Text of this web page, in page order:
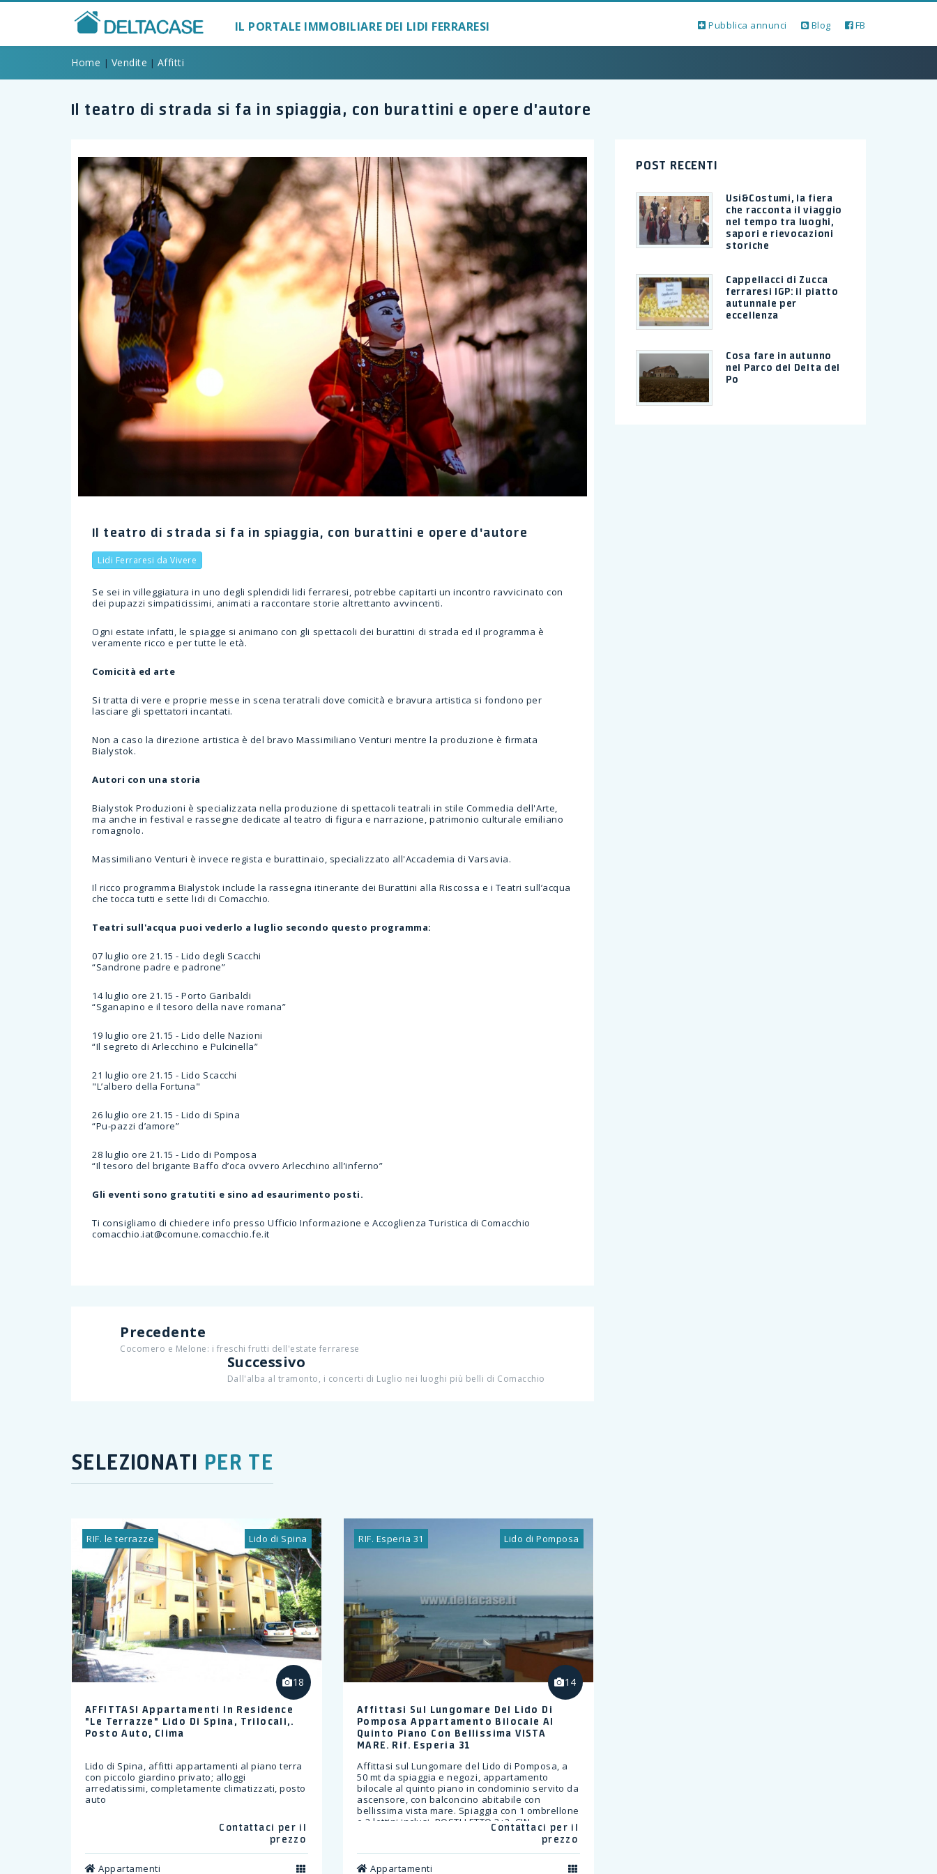
IL PORTALE IMMOBILIARE DEI LIDI FERRARESI Pubblica annunci Blog FB
Home | Vendite | Affitti
Il teatro di strada si fa in spiaggia, con burattini e opere d'autore
Il teatro di strada si fa in spiaggia, con burattini e opere d'autore
Lidi Ferraresi da Vivere
Se sei in villeggiatura in uno degli splendidi lidi ferraresi, potrebbe capitarti un incontro ravvicinato con
dei pupazzi simpaticissimi, animati a raccontare storie altrettanto avvincenti.
Ogni estate infatti, le spiagge si animano con gli spettacoli dei burattini di strada ed il programma è
veramente ricco e per tutte le età.
Comicità ed arte
Si tratta di vere e proprie messe in scena teratrali dove comicità e bravura artistica si fondono per
lasciare gli spettatori incantati.
Non a caso la direzione artistica è del bravo Massimiliano Venturi mentre la produzione è firmata
Bialystok.
Autori con una storia
Bialystok Produzioni è specializzata nella produzione di spettacoli teatrali in stile Commedia dell'Arte,
ma anche in festival e rassegne dedicate al teatro di figura e narrazione, patrimonio culturale emiliano
romagnolo.
Massimiliano Venturi è invece regista e burattinaio, specializzato all'Accademia di Varsavia.
Il ricco programma Bialystok include la rassegna itinerante dei Burattini alla Riscossa e i Teatri sull’acqua
che tocca tutti e sette lidi di Comacchio.
Teatri sull'acqua puoi vederlo a luglio secondo questo programma:
07 luglio ore 21.15 - Lido degli Scacchi
“Sandrone padre e padrone”
14 luglio ore 21.15 - Porto Garibaldi
“Sganapino e il tesoro della nave romana”
19 luglio ore 21.15 - Lido delle Nazioni
“Il segreto di Arlecchino e Pulcinella”
21 luglio ore 21.15 - Lido Scacchi
"L’albero della Fortuna"
26 luglio ore 21.15 - Lido di Spina
“Pu-pazzi d’amore”
28 luglio ore 21.15 - Lido di Pomposa
“Il tesoro del brigante Baffo d’oca ovvero Arlecchino all’inferno”
Gli eventi sono gratutiti e sino ad esaurimento posti.
Ti consigliamo di chiedere info presso Ufficio Informazione e Accoglienza Turistica di Comacchio
comacchio.iat@comune.comacchio.fe.it
Precedente
Cocomero e Melone: i freschi frutti dell'estate ferrarese
Successivo
Dall'alba al tramonto, i concerti di Luglio nei luoghi più belli di Comacchio
POST RECENTI
Usi&Costumi, la fiera
che racconta il viaggio
nel tempo tra luoghi,
sapori e rievocazioni
storiche
Cappellacci di Zucca
ferraresi IGP: il piatto
autunnale per
eccellenza
Cosa fare in autunno
nel Parco del Delta del
Po
SELEZIONATI PER TE
RIF. le terrazze
18
AFFITTASI Appartamenti In Residence
"Le Terrazze" Lido Di Spina, Trilocali,.
Posto Auto, Clima
Lido di Spina, affitti appartamenti al piano terra
con piccolo giardino privato; alloggi
arredatissimi, completamente climatizzati, posto
auto
Lido di Spina
Contattaci per il
prezzo
Appartamenti
RIF. Esperia 31
14
Affittasi Sul Lungomare Del Lido Di
Pomposa Appartamento Bilocale Al
Quinto Piano Con Bellissima VISTA
MARE. Rif. Esperia 31
Affittasi sul Lungomare del Lido di Pomposa, a
50 mt da spiaggia e negozi, appartamento
bilocale al quinto piano in condominio servito da
ascensore, con balconcino abitabile con
bellissima vista mare. Spiaggia con 1 ombrellone
e 2 lettini inclusi. POSTI LETTO 3+2. CIN
Lido di Pomposa
Contattaci per il
prezzo
Appartamenti
1/1